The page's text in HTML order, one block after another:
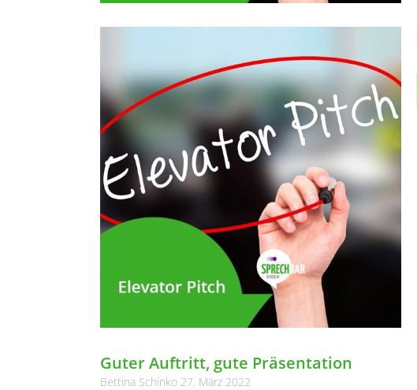
Guter Auftritt, gute Präsentation
Bettina Schinko 27. März 2022